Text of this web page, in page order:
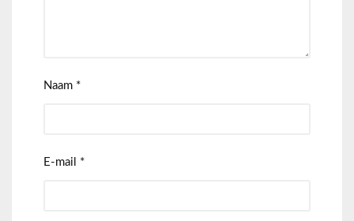
Naam *
E-mail *